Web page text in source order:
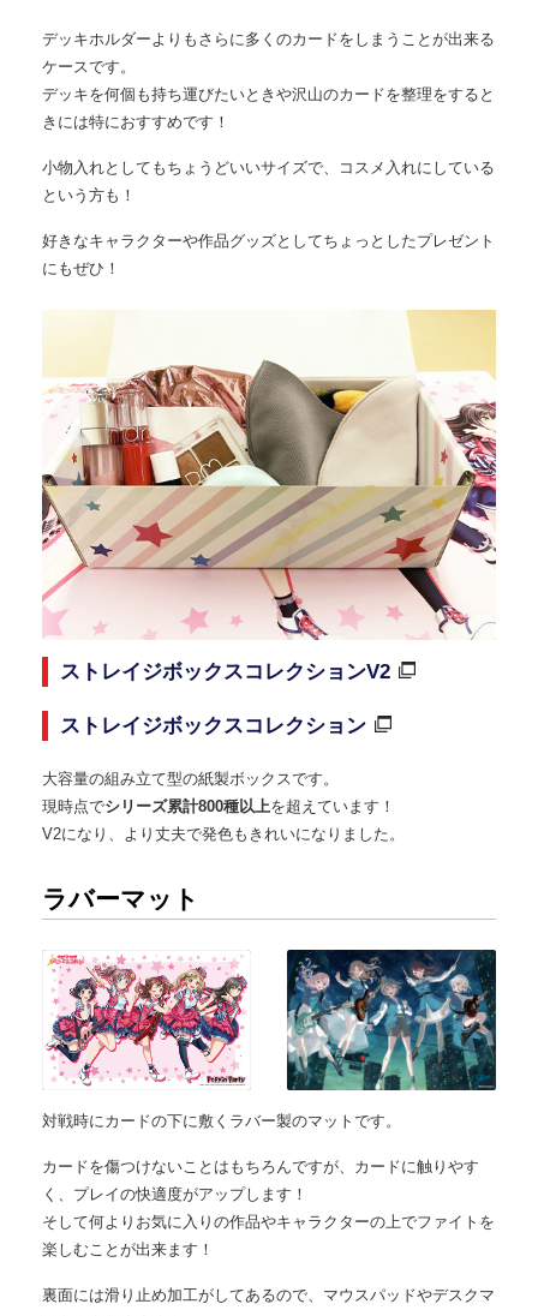
デッキホルダーよりもさらに多くのカードをしまうことが出来る
ケースです。
デッキを何個も持ち運びたいときや沢山のカードを整理をすると
きには特におすすめです！
小物入れとしてもちょうどいいサイズで、コスメ入れにしている
という方も！
好きなキャラクターや作品グッズとしてちょっとしたプレゼント
にもぜひ！
ストレイジボックスコレクションV2
ストレイジボックスコレクション
大容量の組み立て型の紙製ボックスです。
現時点でシリーズ累計800種以上を超えています！
V2になり、より丈夫で発色もきれいになりました。
ラバーマット
対戦時にカードの下に敷くラバー製のマットです。
カードを傷つけないことはもちろんですが、カードに触りやす
く、プレイの快適度がアップします！
そして何よりお気に入りの作品やキャラクターの上でファイトを
楽しむことが出来ます！
裏面には滑り止め加工がしてあるので、マウスパッドやデスクマ